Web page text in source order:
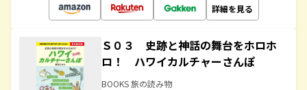
詳細を見る
Ｓ０３ 史跡と神話の舞台をホロホ
ロ！ ハワイカルチャーさんぽ
BOOKS 旅の読み物